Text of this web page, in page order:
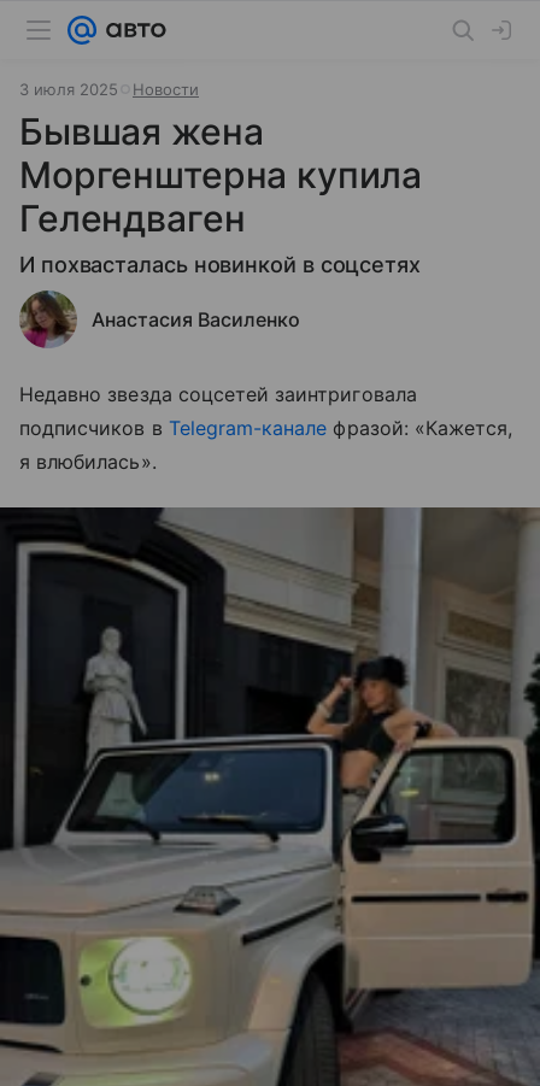
3 июля 2025 Новости
Бывшая жена
Моргенштерна купила
Гелендваген
И похвасталась новинкой в соцсетях
Анастасия Василенко
Недавно звезда соцсетей заинтриговала
подписчиков в Telegram-канале фразой: «Кажется,
я влюбилась».